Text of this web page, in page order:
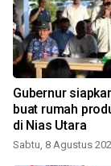
Gubernur
buat rumah
di Nias Utara
Sabtu, 8 Agustus